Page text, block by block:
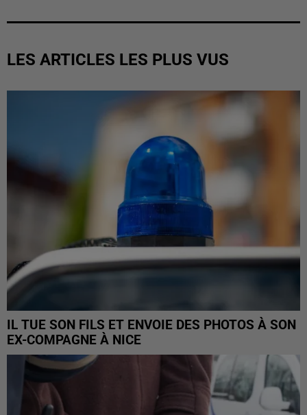
LES ARTICLES LES PLUS VUS
IL TUE SON FILS ET ENVOIE DES PHOTOS À SON
EX-COMPAGNE À NICE